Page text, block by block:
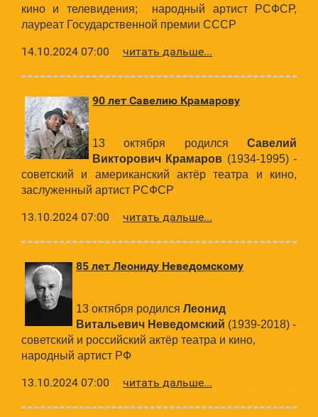
кино и телевидения; народный артист РСФСР,
лауреат Государственной премии СССР
14.10.2024 07:00 читать дальше...
90 лет Савелию Крамарову
13 октября родился Савелий
Викторович Крамаров (1934-1995) -
советский и американский актёр театра и кино,
заслуженный артист РСФСР
13.10.2024 07:00 читать дальше...
85 лет Леониду Неведомскому
13 октября родился Леонид
Витальевич Неведомский (1939-2018) -
советский и российский актёр театра и кино,
народный артист РФ
13.10.2024 07:00 читать дальше...